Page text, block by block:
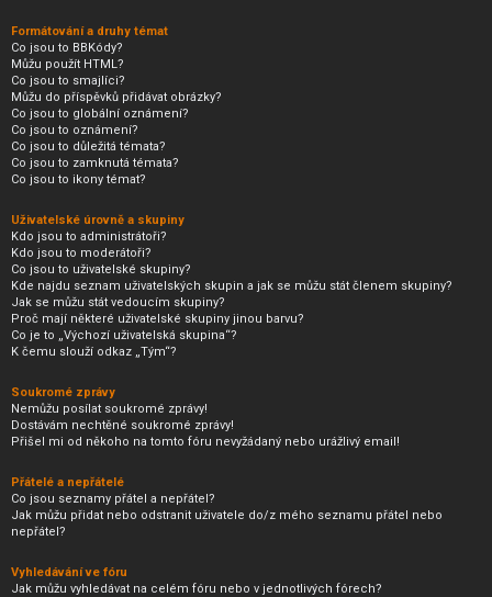
Formátování a druhy témat
Co jsou to BBKódy?
Můžu použít HTML?
Co jsou to smajlíci?
Můžu do příspěvků přidávat obrázky?
Co jsou to globální oznámení?
Co jsou to oznámení?
Co jsou to důležitá témata?
Co jsou to zamknutá témata?
Co jsou to ikony témat?
Uživatelské úrovně a skupiny
Kdo jsou to administrátoři?
Kdo jsou to moderátoři?
Co jsou to uživatelské skupiny?
Kde najdu seznam uživatelských skupin a jak se můžu stát členem skupiny?
Jak se můžu stát vedoucím skupiny?
Proč mají některé uživatelské skupiny jinou barvu?
Co je to „Výchozí uživatelská skupina“?
K čemu slouží odkaz „Tým“?
Soukromé zprávy
Nemůžu posílat soukromé zprávy!
Dostávám nechtěné soukromé zprávy!
Přišel mi od někoho na tomto fóru nevyžádaný nebo urážlivý email!
Přátelé a nepřátelé
Co jsou seznamy přátel a nepřátel?
Jak můžu přidat nebo odstranit uživatele do/z mého seznamu přátel nebo
nepřátel?
Vyhledávání ve fóru
Jak můžu vyhledávat na celém fóru nebo v jednotlivých fórech?